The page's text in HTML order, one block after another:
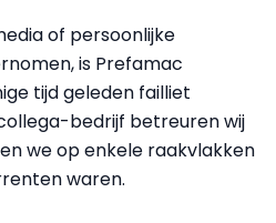
of persoonlijke
is Prefamac
tijd geleden failliet
bedrijf betreuren wij
we op enkele raakvlakken
waren.